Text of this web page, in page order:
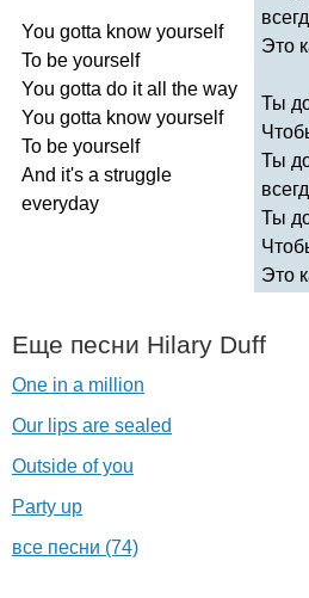
You gotta know yourself
To be yourself
You gotta do it all the way
You gotta know yourself
To be yourself
And it's a struggle
everyday
Это
Ты
Ты
Ты
Это
Еще песни Hilary Duff
One in a million
Our lips are sealed
Outside of you
Party up
все песни (74)